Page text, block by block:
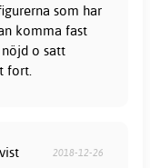
som har
komma fast
o satt
fort.
2018-12-26